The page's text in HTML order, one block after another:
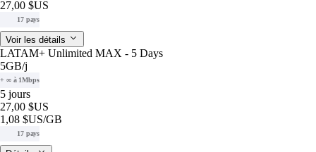
27,00 $US
17 pays
Voir les détails
LATAM+ Unlimited MAX - 5 Days
5GB/j
+ ∞ à 1Mbps
5 jours
27,00 $US
1,08 $US/GB
17 pays